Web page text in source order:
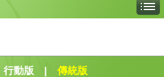
行動版 | 傳統版